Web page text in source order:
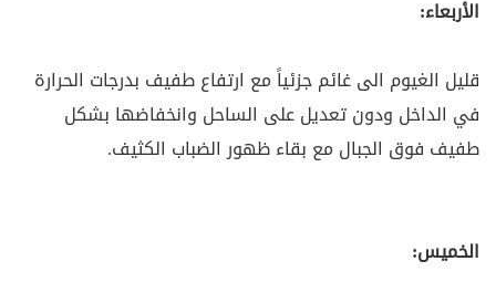
الأربعاء:
قليل الغيوم الى غائم جزئياً مع ارتفاع طفيف بدرجات الحرارة
في الداخل ودون تعديل على الساحل وانخفاضها بشكل
طفيف فوق الجبال مع بقاء ظهور الضباب الكثيف.
الخميس: